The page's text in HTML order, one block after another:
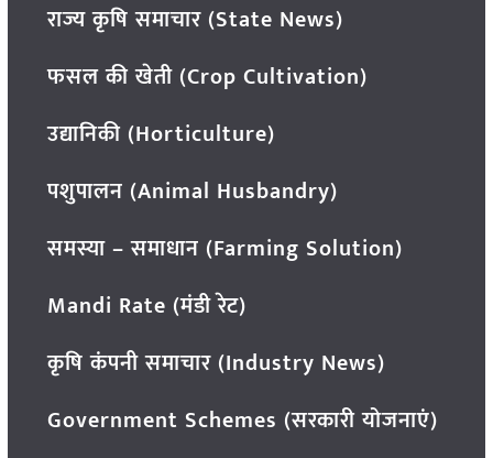
राज्य कृषि समाचार (State News)
फसल की खेती (Crop Cultivation)
उद्यानिकी (Horticulture)
पशुपालन (Animal Husbandry)
समस्या – समाधान (Farming Solution)
Mandi Rate (मंडी रेट)
कृषि कंपनी समाचार (Industry News)
Government Schemes (सरकारी योजनाएं)